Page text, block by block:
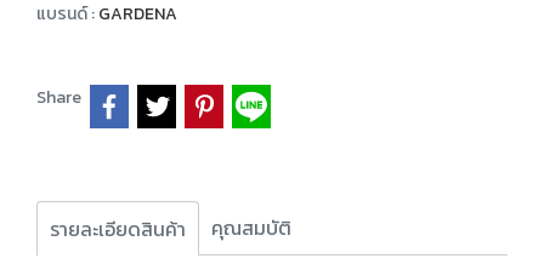
แบรนด์ :GARDENA
Share
รายละเอียดสินค้า คุณสมบัติ